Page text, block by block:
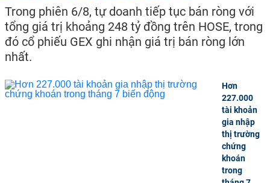
Trong phiên 6/8, tự doanh tiếp tục bán ròng với
tổng giá trị khoảng 248 tỷ đồng trên HOSE, trong
đó cổ phiếu GEX ghi nhận giá trị bán ròng lớn
nhất.
Hơn
227.000
tài khoản
gia nhập
thị trường
chứng
khoán
trong